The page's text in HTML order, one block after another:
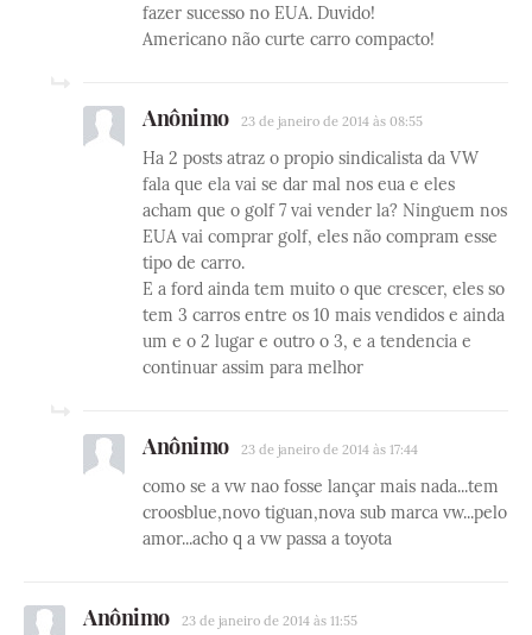
fazer sucesso no EUA. Duvido!
Americano não curte carro compacto!
Anônimo 23 de janeiro de 2014 às 08:55
Ha 2 posts atraz o propio sindicalista da VW
fala que ela vai se dar mal nos eua e eles
acham que o golf 7 vai vender la? Ninguem nos
EUA vai comprar golf, eles não compram esse
tipo de carro.
E a ford ainda tem muito o que crescer, eles so
tem 3 carros entre os 10 mais vendidos e ainda
um e o 2 lugar e outro o 3, e a tendencia e
continuar assim para melhor
Anônimo 23 de janeiro de 2014 às 17:44
como se a vw nao fosse lançar mais nada...tem
croosblue,novo tiguan,nova sub marca vw...pelo
amor...acho q a vw passa a toyota
Anônimo 23 de janeiro de 2014 às 11:55